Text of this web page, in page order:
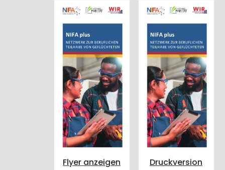
Druckversion
Flyer anzeigen